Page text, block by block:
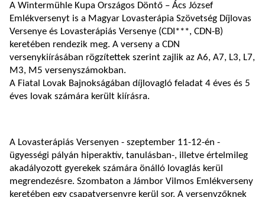
A Wintermühle Kupa Országos Döntő – Ács József
Emlékversenyt is a Magyar Lovasterápia Szövetség Díjlovas
Versenye és Lovasterápiás Versenye (CDI***, CDN-B)
keretében rendezik meg. A verseny a CDN
versenykiírásában rögzítettek szerint zajlik az A6, A7, L3, L7,
M3, M5 versenyszámokban.
A Fiatal Lovak Bajnokságában díjlovagló feladat 4 éves és 5
éves lovak számára került kiírásra.
A Lovasterápiás Versenyen - szeptember 11-12-én -
ügyességi pályán hiperaktív, tanulásban-, illetve értelmileg
akadályozott gyerekek számára önálló lovaglás kerül
megrendezésre. Szombaton a Jámbor Vilmos Emlékverseny
keretében egy csapatversenyre kerül sor. A versenyzőknek